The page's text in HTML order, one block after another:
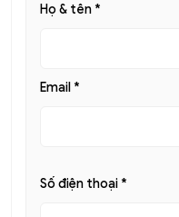
Họ & tên *
Email *
Số điện thoại *